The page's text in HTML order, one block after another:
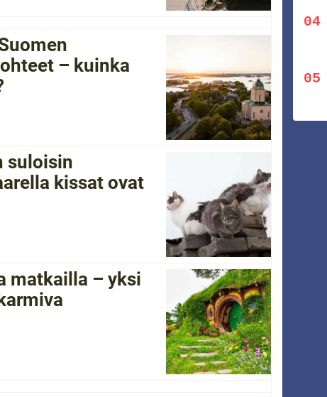
– kuinka
suloisin
kissat ovat
matkailla – yksi